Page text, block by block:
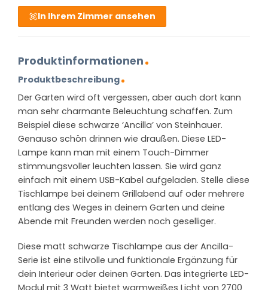
In Ihrem Zimmer ansehen
Produktinformationen
Produktbeschreibung
Der Garten wird oft vergessen, aber auch dort kann
man sehr charmante Beleuchtung schaffen. Zum
Beispiel diese schwarze ‘Ancilla’ von Steinhauer.
Genauso schön drinnen wie draußen. Diese LED-
Lampe kann man mit einem Touch-Dimmer
stimmungsvoller leuchten lassen. Sie wird ganz
einfach mit einem USB-Kabel aufgeladen. Stelle diese
Tischlampe bei deinem Grillabend auf oder mehrere
entlang des Weges in deinem Garten und deine
Abende mit Freunden werden noch geselliger.
Diese matt schwarze Tischlampe aus der Ancilla-
Serie ist eine stilvolle und funktionale Ergänzung für
dein Interieur oder deinen Garten. Das integrierte LED-
Modul mit 3 Watt bietet warmweißes Licht von 2700